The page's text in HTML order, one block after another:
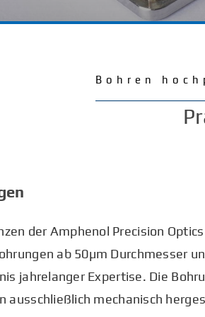
Bohren
der Amphenol Precision
ab 50µm Durchmesser
jahrelanger Expertise. Die
ausschließlich mechanisch